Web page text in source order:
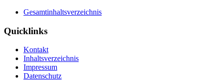
Gesamtinhaltsverzeichnis
Quicklinks
Kontakt
Inhaltsverzeichnis
Impressum
Datenschutz